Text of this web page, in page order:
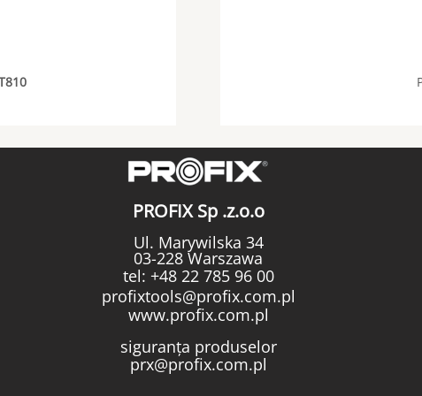
PROFIX Sp .z.o.o
Ul. Marywilska 34
03-228 Warszawa
tel: +48 22 785 96 00
profixtools@profix.com.pl
www.profix.com.pl
siguranța produselor
prx@profix.com.pl